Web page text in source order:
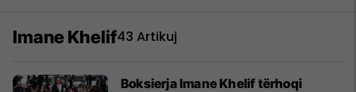
Imane Khelif43 Artikuj
Boksierja Imane Khelif tërhoqi